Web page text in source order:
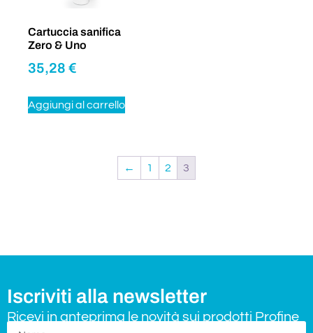
Cartuccia sanifica
Zero & Uno
35,28 €
Aggiungi al carrello
← 1 2 3
Iscriviti alla newsletter
Ricevi in anteprima le novità sui prodotti Profine